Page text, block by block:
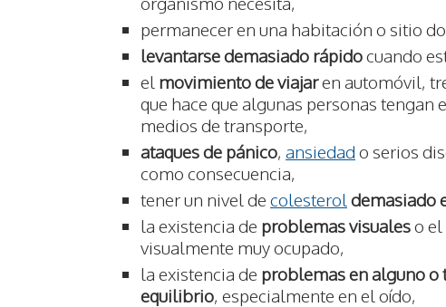
permanecer en una habitación o sitio
levantarse demasiado rápidocuando
el movimiento de viajaren automóvil,
que hace que algunas personas tengan
medios de transporte,
ataques de pánico, ansiedad o serios
como consecuencia,
tener un nivel de colesterol demasiado
la existencia de problemas visualeso el
visualmente muy ocupado,
la existencia de problemas en alguno o
equilibrio, especialmente en el oído,